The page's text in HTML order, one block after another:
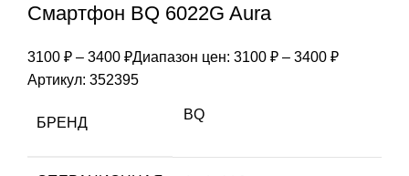
Смартфон BQ 6022G Aura
3100 ₽ – 3400 ₽Диапазон цен: 3100 ₽ – 3400 ₽
Артикул: 352395
БРЕНД
BQ